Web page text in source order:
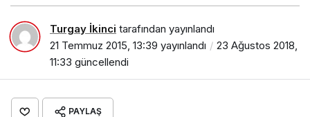
Turgay İkinci tarafından yayınlandı
21 Temmuz 2015, 13:39 yayınlandı
23 Ağustos 2018,
11:33 güncellendi
PAYLAŞ